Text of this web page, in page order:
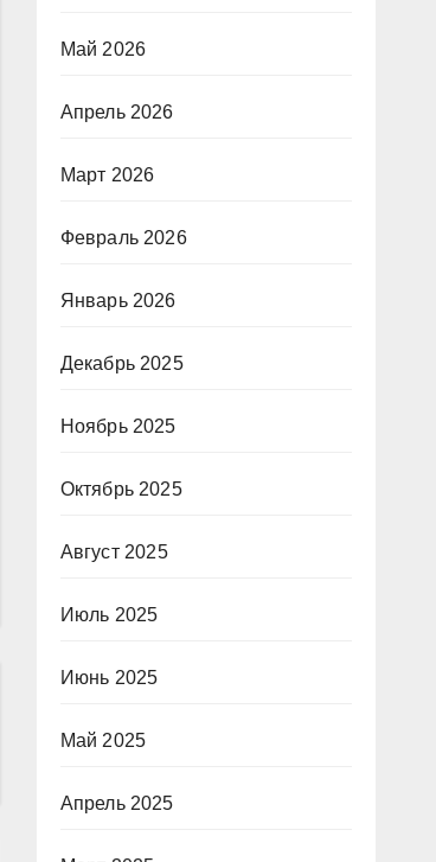
Май 2026
Апрель 2026
Март 2026
Февраль 2026
Январь 2026
Декабрь 2025
Ноябрь 2025
Октябрь 2025
Август 2025
Июль 2025
Июнь 2025
Май 2025
Апрель 2025